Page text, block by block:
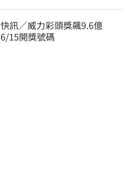
快訊／威力彩頭獎飆9.6億
6/15開獎號碼